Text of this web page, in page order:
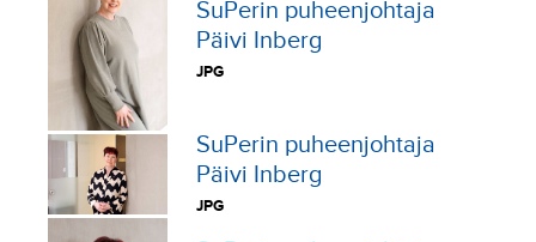
SuPerin puheenjohtaja
Päivi Inberg
JPG
SuPerin puheenjohtaja
Päivi Inberg
JPG